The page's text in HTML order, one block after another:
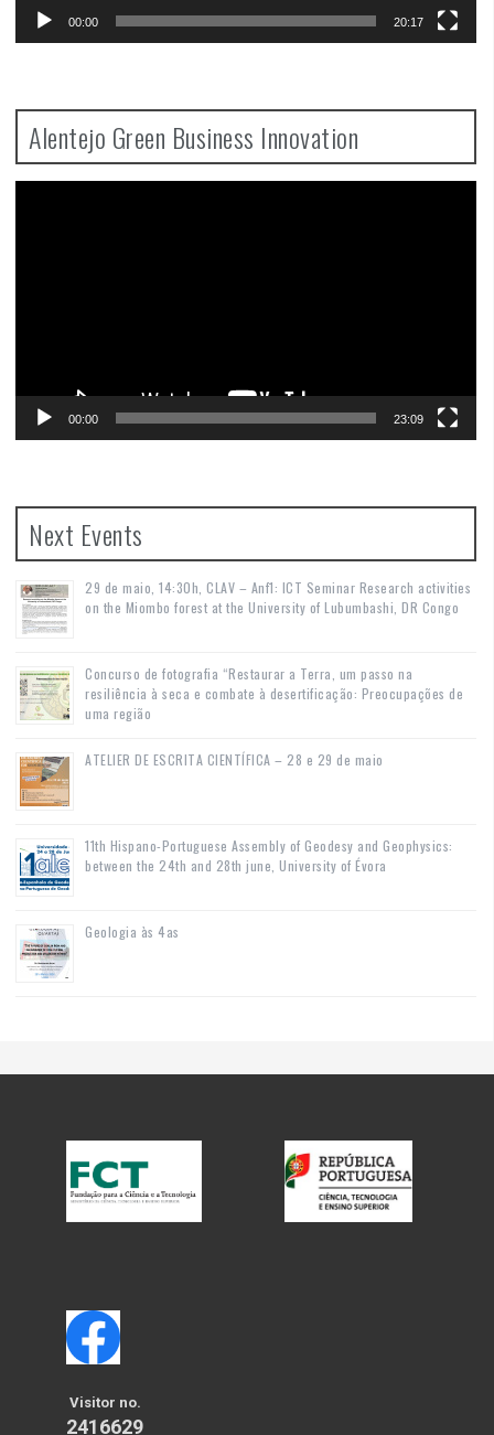
00:00 20:17
Alentejo Green Business Innovation
00:00 23:09
Next Events
29 de maio, 14:30h, CLAV – Anf1: ICT Seminar Research activities
on the Miombo forest at the University of Lubumbashi, DR Congo
Concurso de fotografia “Restaurar a Terra, um passo na
resiliência à seca e combate à desertificação: Preocupações de
uma região
ATELIER DE ESCRITA CIENTÍFICA – 28 e 29 de maio
11th Hispano-Portuguese Assembly of Geodesy and Geophysics:
between the 24th and 28th june, University of Évora
Geologia às 4as
Visitor no.
2416629